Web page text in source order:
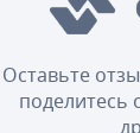
Оставьте
поделитесь